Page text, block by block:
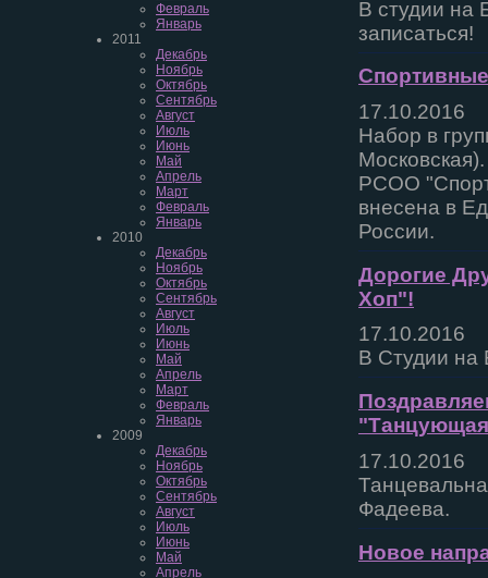
Февраль
Январь
2011
Декабрь
Ноябрь
Октябрь
Сентябрь
Август
Июль
Июнь
Май
Апрель
Март
Февраль
Январь
2010
Декабрь
Ноябрь
Октябрь
Сентябрь
Август
Июль
Июнь
Май
Апрель
Март
Февраль
Январь
2009
Декабрь
Ноябрь
Октябрь
Сентябрь
Август
Июль
Июнь
Май
Апрель
В студии на
записаться!
17.10.2016
Набор в
РСОО
внесена в
России.
Дорогие
Хоп"!
17.10.2016
В Студии на
"Танцующая
17.10.2016
Фадеева.
Новое